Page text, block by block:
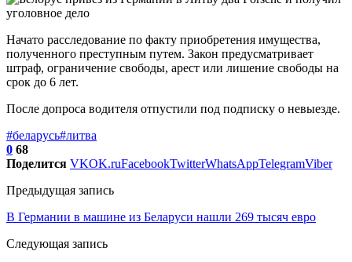
Начато расследование по факту приобретения имущества,
полученного преступным путем. Закон предусматривает
штраф, ограничение свободы, арест или лишение свободы на
срок до 6 лет.
После допроса водителя отпустили под подписку о невыезде.
#беларусь#литва
0 68
Поделится VKOK.ruFacebookTwitterWhatsAppTelegramViber
Предыдущая запись
В Германии в машине из Беларуси нашли 269 тысяч евро
Следующая запись